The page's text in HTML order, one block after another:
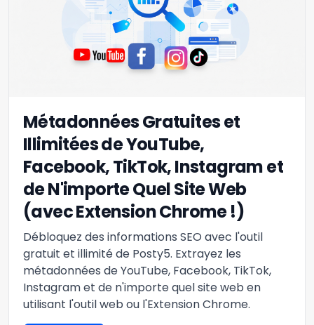
Métadonnées Gratuites et
Illimitées de YouTube,
Facebook, TikTok, Instagram et
de N'importe Quel Site Web
(avec Extension Chrome !)
Débloquez des informations SEO avec l'outil
gratuit et illimité de Posty5. Extrayez les
métadonnées de YouTube, Facebook, TikTok,
Instagram et de n'importe quel site web en
utilisant l'outil web ou l'Extension Chrome.